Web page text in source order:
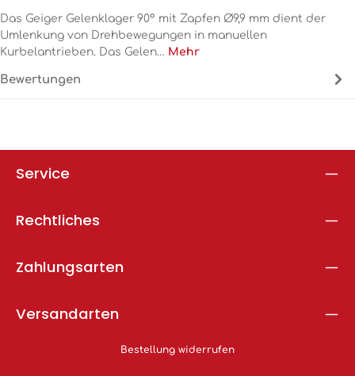
Das Geiger Gelenklager 90° mit Zapfen Ø9,9 mm dient der
Umlenkung von Drehbewegungen in manuellen
Kurbelantrieben. Das Gelen… Mehr
Bewertungen
Service
Rechtliches
Zahlungsarten
Versandarten
Bestellung widerrufen